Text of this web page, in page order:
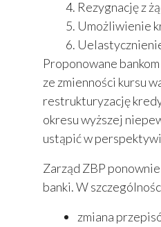
Rezygnację z
Umożliwienie
Proponowane
ze zmienności kursu
restrukturyzację
okresu wyższej
ustąpić w
Zarząd ZBP
banki. W
zmiana